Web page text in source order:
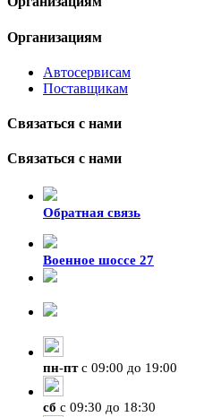
Организациям
Автосервисам
Поставщикам
Связаться с нами
Связаться с нами
Обратная связь
Военное шоссе 27
пн-птс 09:00 до 19:00
сб с 09:30 до 18:30